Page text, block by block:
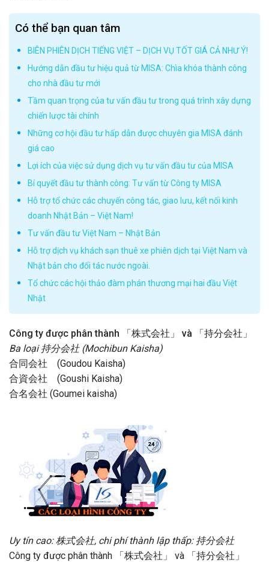
Có thể bạn quan tâm
BIÊN PHIÊN DỊCH TIẾNG VIỆT – DỊCH VỤ TỐT GIÁ CẢ NHƯ Ý!
Hướng dẫn đầu tư hiệu quả từ MISA: Chìa khóa thành công
cho nhà đầu tư mới
Tầm quan trọng của tư vấn đầu tư trong quá trình xây dựng
chiến lược tài chính
Những cơ hội đầu tư hấp dẫn được chuyên gia MISA đánh
giá cao
Lợi ích của việc sử dụng dịch vụ tư vấn đầu tư của MISA
Bí quyết đầu tư thành công: Tư vấn từ Công ty MISA
Hỗ trợ tổ chức các chuyến công tác, giao lưu, kết nối kinh
doanh Nhật Bản – Việt Nam!
Tư vấn đầu tư Việt Nam – Nhật Bản
Hỗ trợ dịch vụ khách sạn thuê xe phiên dịch tại Việt Nam và
Nhật bản cho đối tác nước ngoài.
Tổ chức các hội thảo đàm phán thương mại hai đầu Việt
Nhật
Công ty được phân thành 「株式会社」 và 「持分会社」
Ba loại 持分会社 (Mochibun Kaisha)
合同会社 (Goudou Kaisha)
合資会社 (Goushi Kaisha)
合名会社 (Goumei kaisha)
Uy tín cao: 株式会社, chi phí thành lập thấp: 持分会社
Công ty được phân thành 「株式会社」 và 「持分会社」